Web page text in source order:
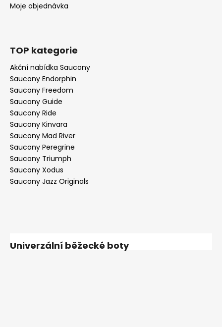
Moje objednávka
TOP kategorie
Akční nabídka Saucony
Saucony Endorphin
Saucony Freedom
Saucony Guide
Saucony Ride
Saucony Kinvara
Saucony Mad River
Saucony Peregrine
Saucony Triumph
Saucony Xodus
Saucony Jazz Originals
Univerzální běžecké boty